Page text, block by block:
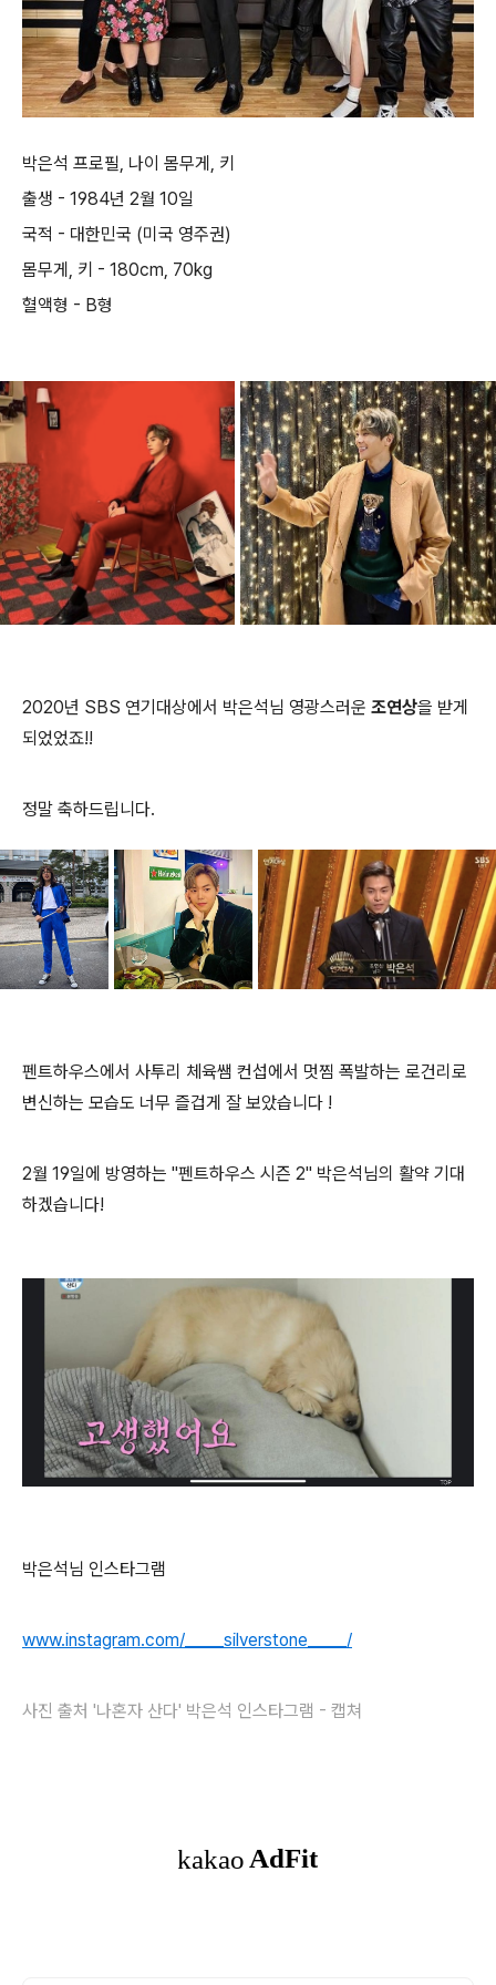
박은석 프로필, 나이 몸무게, 키
출생 - 1984년 2월 10일
국적 - 대한민국 (미국 영주권)
몸무게, 키 - 180cm, 70kg
혈액형 - B형
2020년 SBS 연기대상에서 박은석님 영광스러운 조연상을 받게
되었었죠!!
정말 축하드립니다.
펜트하우스에서 사투리 체육쌤 컨섭에서 멋찜 폭발하는 로건리로
변신하는 모습도 너무 즐겁게 잘 보았습니다 !
2월 19일에 방영하는 "펜트하우스 시즌 2" 박은석님의 활약 기대
하겠습니다!
박은석님 인스타그램
www.instagram.com/_____silverstone_____/
사진 출처 '나혼자 산다' 박은석 인스타그램 - 캡쳐